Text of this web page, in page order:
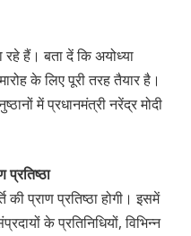
हैं। बता दें कि अयोध्या
के लिए पूरी तरह तैयार है।
में प्रधानमंत्री नरेंद्र मोदी
प्रतिष्ठा
प्राण प्रतिष्ठा होगी। इसमें
के प्रतिनिधियों, विभिन्न